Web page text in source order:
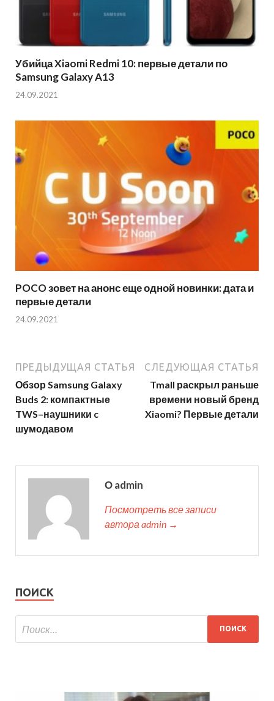
Убийца Xiaomi Redmi 10: первые детали по
Samsung Galaxy A13
24.09.2021
POCO зовет на анонс еще одной новинки: дата и
первые детали
24.09.2021
ПРЕДЫДУЩАЯ СТАТЬЯ
Обзор Samsung Galaxy
Buds 2: компактные
TWS–наушники c
шумодавом
СЛЕДУЮЩАЯ СТАТЬЯ
Tmall раскрыл раньше
времени новый бренд
Xiaomi? Первые детали
О admin
Посмотреть все записи
автора admin →
ПОИСК